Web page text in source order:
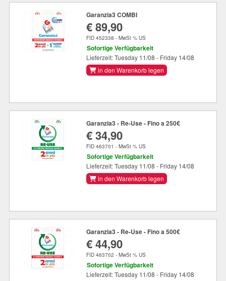
Garanzia3 COMBI
€ 89,90
FID 452338 - MwSt % US
Sofortige Verfügbarkeit
Lieferzeit: Tuesday 11/08 - Friday 14/08
in den Warenkorb legen
Garanzia3 - Re-Use - Fino a 250€
€ 34,90
FID 463701 - MwSt % US
Sofortige Verfügbarkeit
Lieferzeit: Tuesday 11/08 - Friday 14/08
in den Warenkorb legen
Garanzia3 - Re-Use - Fino a 500€
€ 44,90
FID 463702 - MwSt % US
Sofortige Verfügbarkeit
Lieferzeit: Tuesday 11/08 - Friday 14/08